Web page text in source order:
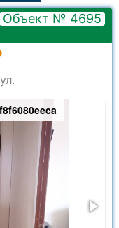
Объект № 4695